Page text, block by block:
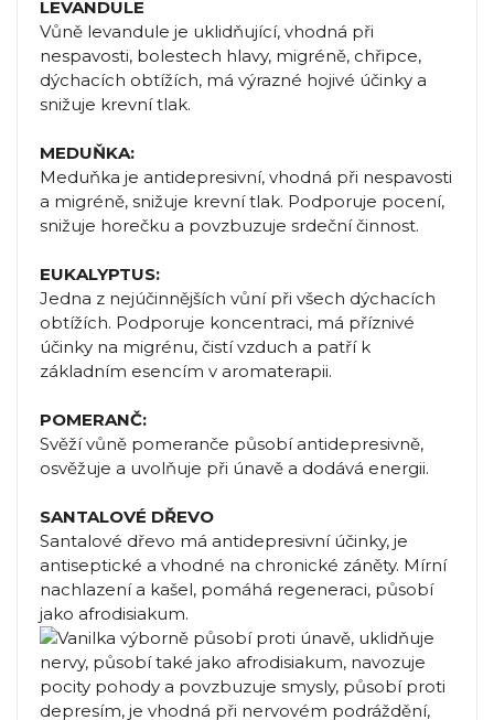
LEVANDULE
Vůně levandule je uklidňující, vhodná při
nespavosti, bolestech hlavy, migréně, chřipce,
dýchacích obtížích, má výrazné hojivé účinky a
snižuje krevní tlak.
MEDUŇKA:
Meduňka je antidepresivní, vhodná při nespavosti
a migréně, snižuje krevní tlak. Podporuje pocení,
snižuje horečku a povzbuzuje srdeční činnost.
EUKALYPTUS:
Jedna z nejúčinnějších vůní při všech dýchacích
obtížích. Podporuje koncentraci, má příznivé
účinky na migrénu, čistí vzduch a patří k
základním esencím v aromaterapii.
POMERANČ:
Svěží vůně pomeranče působí antidepresivně,
osvěžuje a uvolňuje při únavě a dodává energii.
SANTALOVÉ DŘEVO
Santalové dřevo má antidepresivní účinky, je
antiseptické a vhodné na chronické záněty. Mírní
nachlazení a kašel, pomáhá regeneraci, působí
jako afrodisiakum.